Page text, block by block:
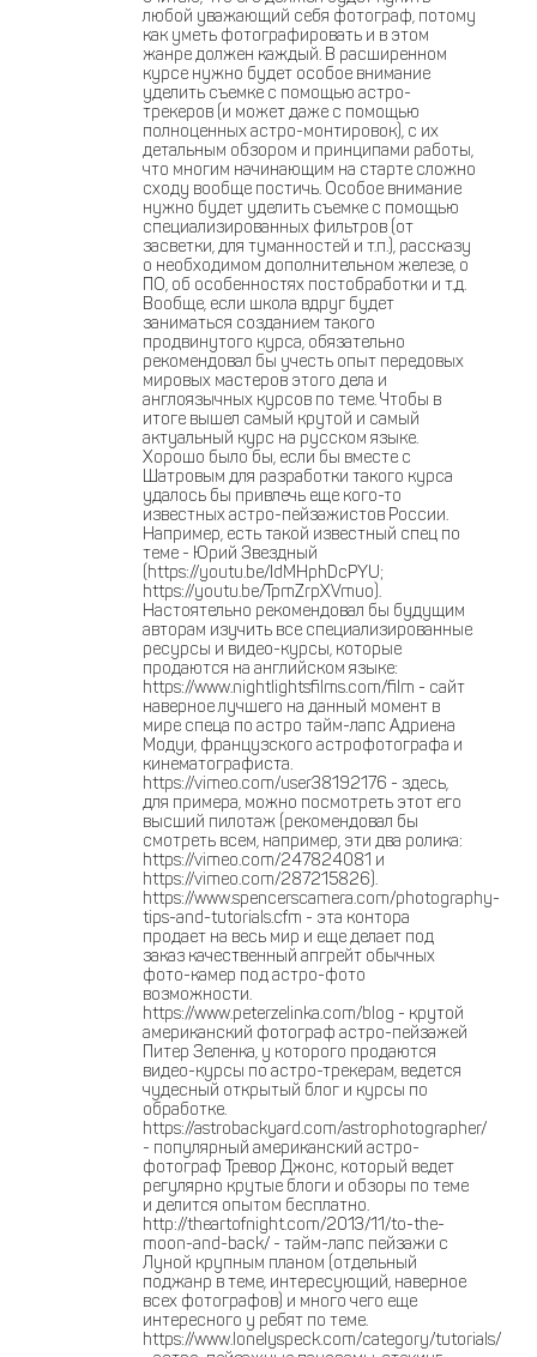
любой уважающий себя фотограф, потому
как уметь фотографировать и в этом
жанре должен каждый. В расширенном
курсе нужно будет особое внимание
уделить съемке с помощью астро-
трекеров (и может даже с помощью
полноценных астро-монтировок), с их
детальным обзором и принципами работы,
что многим начинающим на старте сложно
сходу вообще постичь. Особое внимание
нужно будет уделить съемке с помощью
специализированных фильтров (от
засветки, для туманностей и т.п.), рассказу
о необходимом дополнительном железе, о
ПО, об особенностях постобработки и т.д.
Вообще, если школа вдруг будет
заниматься созданием такого
продвинутого курса, обязательно
рекомендовал бы учесть опыт передовых
мировых мастеров этого дела и
англоязычных курсов по теме. Чтобы в
итоге вышел самый крутой и самый
актуальный курс на русском языке.
Хорошо было бы, если бы вместе с
Шатровым для разработки такого курса
удалось бы привлечь еще кого-то
известных астро-пейзажистов России.
Например, есть такой известный спец по
теме - Юрий Звездный
(https://youtu.be/IdMHphDcPYU;
https://youtu.be/TpmZrpXVmuo).
Настоятельно рекомендовал бы будущим
авторам изучить все специализированные
ресурсы и видео-курсы, которые
продаются на английском языке:
https://www.nightlightsfilms.com/film - сайт
наверное лучшего на данный момент в
мире спеца по астро тайм-лапс Адриена
Модуи, французского астрофотографа и
кинематографиста.
https://vimeo.com/user38192176 - здесь,
для примера, можно посмотреть этот его
высший пилотаж (рекомендовал бы
смотреть всем, например, эти два ролика:
https://vimeo.com/247824081 и
https://vimeo.com/287215826).
https://www.spencerscamera.com/photography-
tips-and-tutorials.cfm - эта контора
продает на весь мир и еще делает под
заказ качественный апгрейт обычных
фото-камер под астро-фото
возможности.
https://www.peterzelinka.com/blog - крутой
американский фотограф астро-пейзажей
Питер Зеленка, у которого продаются
видео-курсы по астро-трекерам, ведется
чудесный открытый блог и курсы по
обработке.
https://astrobackyard.com/astrophotographer/
- популярный американский астро-
фотограф Тревор Джонс, который ведет
регулярно крутые блоги и обзоры по теме
и делится опытом бесплатно.
http://theartofnight.com/2013/11/to-the-
moon-and-back/ - тайм-лапс пейзажи с
Луной крупным планом (отдельный
поджанр в теме, интересующий, наверное
всех фотографов) и много чего еще
интересного у ребят по теме.
https://www.lonelyspeck.com/category/tutorials/